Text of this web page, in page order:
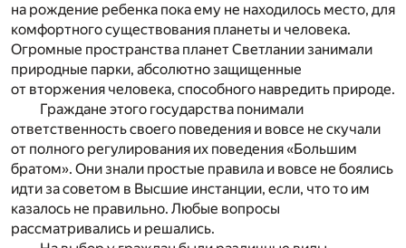
на рождение ребенка пока ему не находилось место, для
комфортного существования планеты и человека.
Огромные пространства планет Светлании занимали
природные парки, абсолютно защищенные
от вторжения человека, способного навредить природе.
Граждане этого государства понимали
ответственность своего поведения и вовсе не скучали
от полного регулирования их поведения «Большим
братом». Они знали простые правила и вовсе не боялись
идти за советом в Высшие инстанции, если, что то им
казалось не правильно. Любые вопросы
рассматривались и решались.